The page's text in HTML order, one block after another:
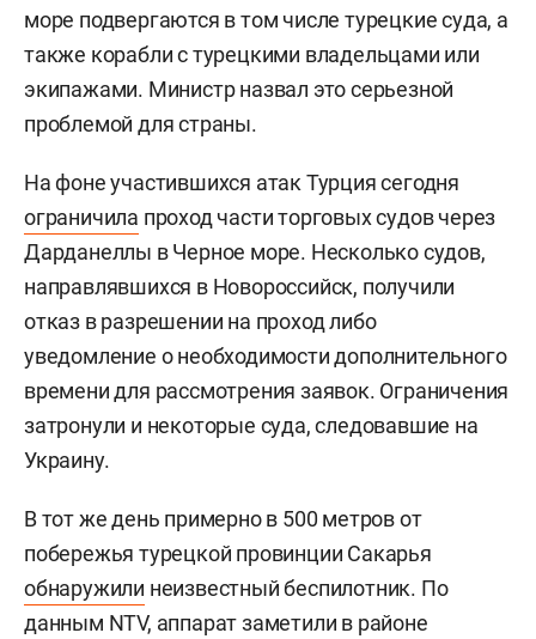
море подвергаются в том числе турецкие суда, а
также корабли с турецкими владельцами или
экипажами. Министр назвал это серьезной
проблемой для страны.
На фоне участившихся атак Турция сегодня
ограничила проход части торговых судов через
Дарданеллы в Черное море. Несколько судов,
направлявшихся в Новороссийск, получили
отказ в разрешении на проход либо
уведомление о необходимости дополнительного
времени для рассмотрения заявок. Ограничения
затронули и некоторые суда, следовавшие на
Украину.
В тот же день примерно в 500 метров от
побережья турецкой провинции Сакарья
обнаружили неизвестный беспилотник. По
данным NTV, аппарат заметили в районе